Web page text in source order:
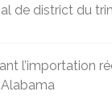
de district du
l’importation
Alabama